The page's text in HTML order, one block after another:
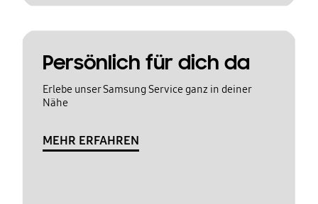
Persönlich für dich da
Erlebe unser Samsung Service ganz in deiner
Nähe
MEHR ERFAHREN